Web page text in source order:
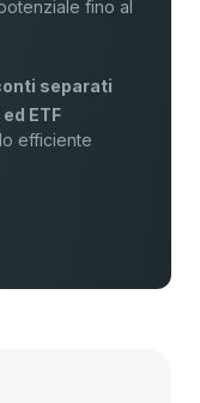
fino al
separati
ETF
efficiente